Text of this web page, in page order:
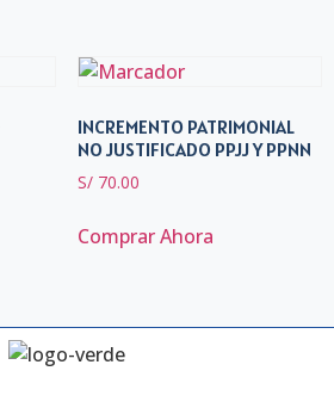
INCREMENTO PATRIMONIAL
NO JUSTIFICADO PPJJ Y PPNN
S/70.00
Comprar Ahora